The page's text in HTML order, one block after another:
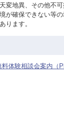
変地異、その他不
が確保できない等
ります。
料体験相談会案内（